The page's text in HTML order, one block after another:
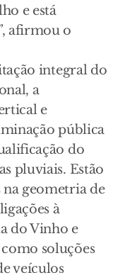
e está
afirmou o
integral do
a
e
pública
do
pluviais. Estão
geometria de
à
do Vinho e
soluções
veículos